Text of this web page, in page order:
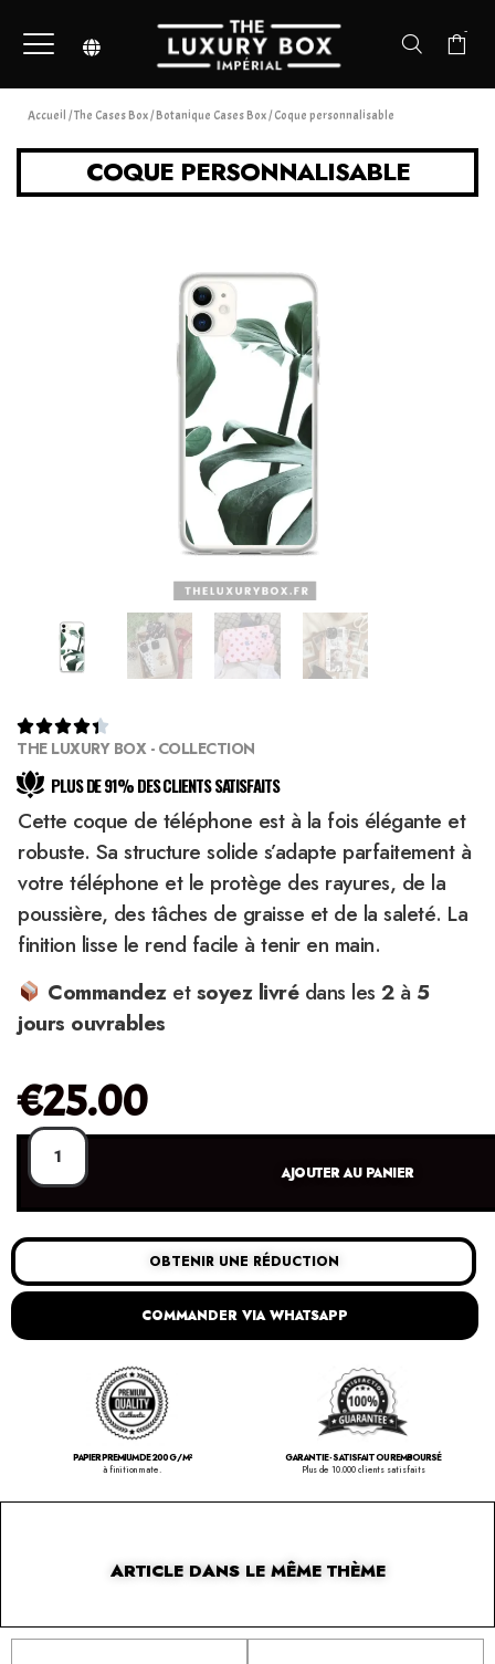
-
Accueil /The Cases Box/Botanique Cases Box/ Coque personnalisable
COQUE PERSONNALISABLE

THE LUXURY BOX - COLLECTION
PLUS DE 91% DES CLIENTS SATISFAITS
Cette coque de téléphone est à la fois élégante et
robuste. Sa structure solide s’adapte parfaitement à
votre téléphone et le protège des rayures, de la
poussière, des tâches de graisse et de la saleté. La
finition lisse le rend facile à tenir en main.
Commandez etsoyez livré dans les2 à 5
jours ouvrables
€25.00
AJOUTER AU PANIER
OBTENIR UNE RÉDUCTION
COMMANDER VIA WHATSAPP
PAPIER PREMIUM DE 200 G / M²
à finition mate.
GARANTIE - SATISFAIT OU REMBOURSÉ
Plus de 10.000 clients satisfaits
ARTICLE DANS LE MÊME THÈME